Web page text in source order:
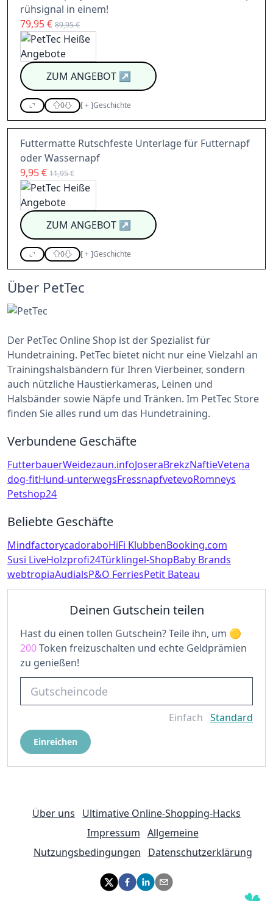
rühsignal in einem!
79,95 € 89,95 €
ZUM ANGEBOT↗
0 [+]Geschichte
Futtermatte Rutschfeste Unterlage für Futternapf
oder Wassernapf
9,95 € 11,95 €
ZUM ANGEBOT↗
0 [+]Geschichte
Über PetTec
Der PetTec Online Shop ist der Spezialist für
Hundetraining. PetTec bietet nicht nur eine Vielzahl an
Trainingshalsbändern für Ihren Vierbeiner, sondern
auch nützliche Haustierkameras, Leinen und
Halsbänder sowie Näpfe und Tränken. Im PetTec Store
finden Sie alles rund um das Hundetraining.
Verbundene Geschäfte
FutterbauerWeidezaun.infoJoseraBrekzNaftieVetena
dog-fitHund-unterwegsFressnapfvetevoRomneys
Petshop24
Beliebte Geschäfte
MindfactorycadoraboHiFi KlubbenBooking.com
Susi LiveHolzprofi24Türklingel-ShopBaby Brands
webtropiaAudialsP&O FerriesPetit Bateau
Deinen Gutschein teilen
Hast du einen tollen Gutschein? Teile ihn, um
200Token freizuschalten und echte Geldprämien
zu genießen!
Einfach Standard
Einreichen
Über uns
Ultimative Online-Shopping-Hacks
Impressum Allgemeine
Nutzungsbedingungen
Datenschutzerklärung